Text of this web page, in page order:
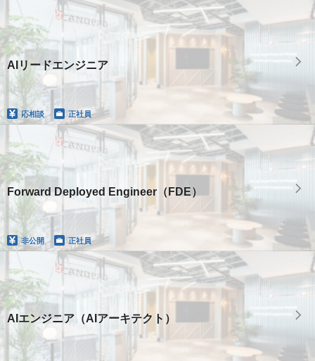
AIリードエンジニア
応相談 正社員
Forward Deployed Engineer（FDE）
非公開 正社員
AIエンジニア（AIアーキテクト）